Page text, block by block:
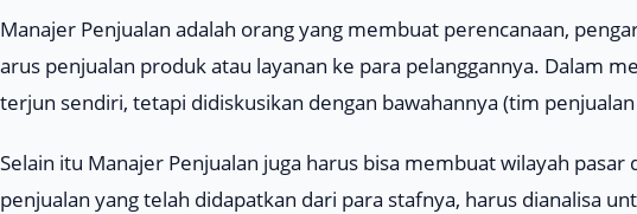
Manajer Penjualan adalah orang yang membuat perencanaan,
arus penjualan produk atau layanan ke para pelanggannya. Dalam
terjun sendiri, tetapi didiskusikan dengan bawahannya (tim
Selain itu Manajer Penjualan juga harus bisa membuat wilayah
penjualan yang telah didapatkan dari para stafnya, harus dianalisa